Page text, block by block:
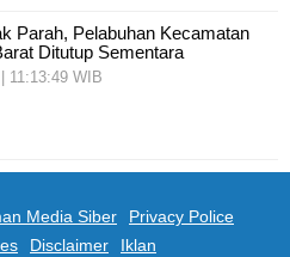
Parah, Pelabuhan Kecamatan
Ditutup Sementara
11:13:49 WIB
Media Siber
Privacy Police
Disclaimer Iklan